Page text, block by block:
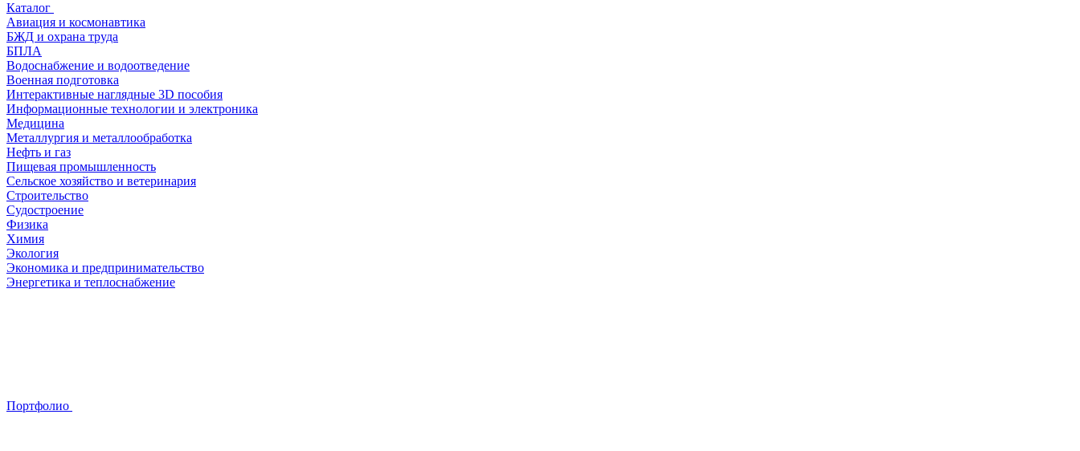
Каталог
Авиация и космонавтика
БЖД и охрана труда
БПЛА
Водоснабжение и водоотведение
Военная подготовка
Интерактивные наглядные 3D пособия
Информационные технологии и электроника
Медицина
Металлургия и металлообработка
Нефть и газ
Пищевая промышленность
Сельское хозяйство и ветеринария
Строительство
Судостроение
Физика
Химия
Экология
Экономика и предпринимательство
Энергетика и теплоснабжение
Портфолио